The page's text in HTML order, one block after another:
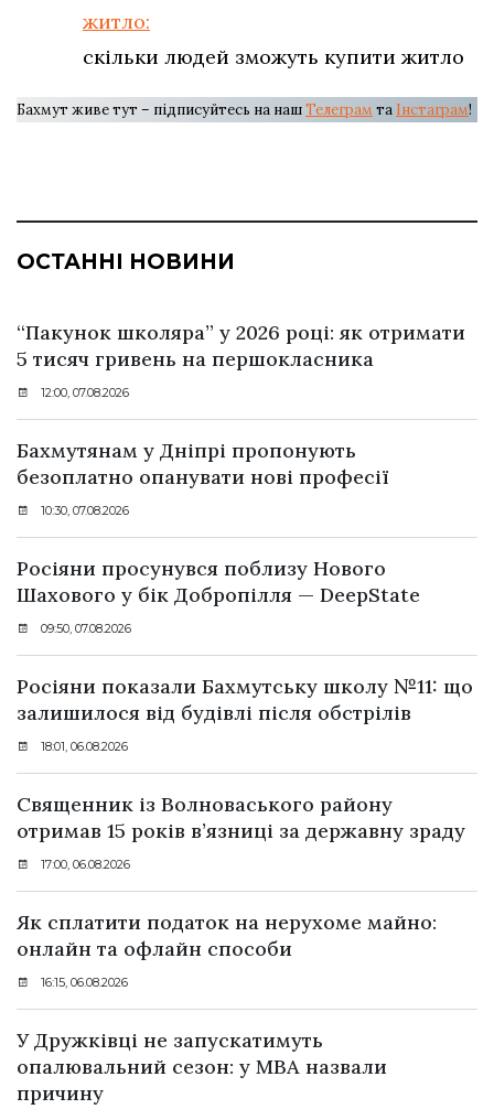
житло:
скільки людей зможуть купити житло
Бахмут живе тут – підписуйтесь на нашТелеграм та Інстаграм!
ОСТАННІ НОВИНИ
“Пакунок школяра” у 2026 році: як отримати
5 тисяч гривень на першокласника
12:00, 07.08.2026
Бахмутянам у Дніпрі пропонують
безоплатно опанувати нові професії
10:30, 07.08.2026
Росіяни просунувся поблизу Нового
Шахового у бік Добропілля — DeepState
09:50, 07.08.2026
Росіяни показали Бахмутську школу №11: що
залишилося від будівлі після обстрілів
18:01, 06.08.2026
Священник із Волноваського району
отримав 15 років в’язниці за державну зраду
17:00, 06.08.2026
Як сплатити податок на нерухоме майно:
онлайн та офлайн способи
16:15, 06.08.2026
У Дружківці не запускатимуть
опалювальний сезон: у МВА назвали
причину